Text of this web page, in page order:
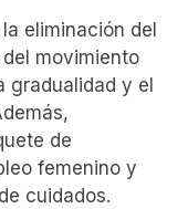
eliminación del
movimiento
gradualidad y el
de
femenino y
cuidados.